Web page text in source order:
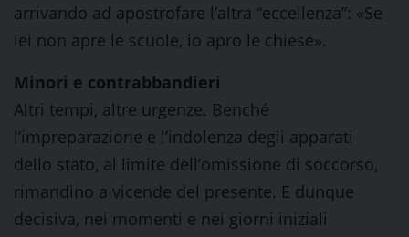
arrivando ad apostrofare l’altra “eccellenza”: «Se
lei non apre le scuole, io apro le chiese».
Minori e contrabbandieri
Altri tempi, altre urgenze. Benché
l’impreparazione e l’indolenza degli apparati
dello stato, al limite dell’omissione di soccorso,
rimandino a vicende del presente. E dunque
decisiva, nei momenti e nei giorni iniziali